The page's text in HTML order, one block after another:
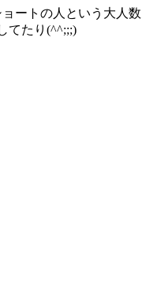
ートの人という大人数
てたり(^^;;;)